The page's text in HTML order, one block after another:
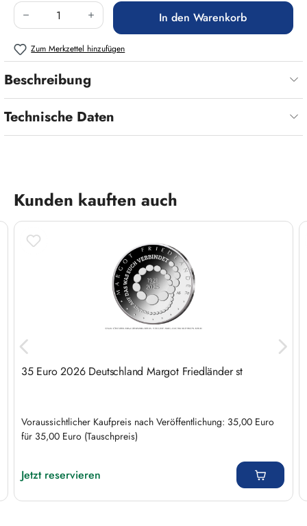
Produkt Anzahl: Gib den gewünschten Wert
In den Warenkorb
Zum Merkzettel hinzufügen
Beschreibung
Technische Daten
Produktgalerie überspringen
Kunden kauften auch
35 Euro 2026 Deutschland Margot Friedländer st
Voraussichtlicher Kaufpreis nach Veröffentlichung: 35,00 Euro
für 35,00 Euro (Tauschpreis)
Jetzt reservieren